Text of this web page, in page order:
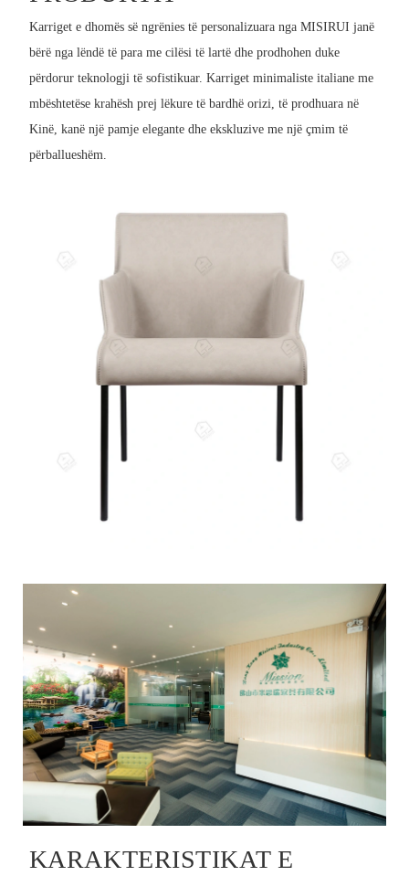
Karriget e dhomës së ngrënies të personalizuara nga MISIRUI janë
bërë nga lëndë të para me cilësi të lartë dhe prodhohen duke
përdorur teknologji të sofistikuar. Karriget minimaliste italiane me
mbështetëse krahësh prej lëkure të bardhë orizi, të prodhuara në
Kinë, kanë një pamje elegante dhe ekskluzive me një çmim të
përballueshëm.
KARAKTERISTIKAT E